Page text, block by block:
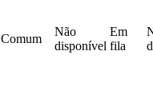
Comum
Não
disponível
Em
fila